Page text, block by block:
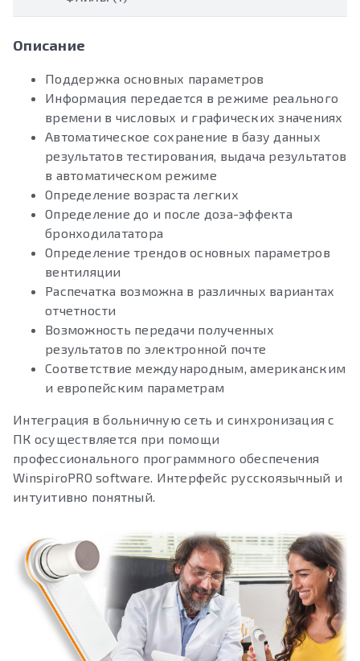
Описание
Поддержка основных параметров
Информация передается в режиме реального
времени в числовых и графических значениях
Автоматическое сохранение в базу данных
результатов тестирования, выдача результатов
в автоматическом режиме
Определение возраста легких
Определение до и после доза-эффекта
бронходилататора
Определение трендов основных параметров
вентиляции
Распечатка возможна в различных вариантах
отчетности
Возможность передачи полученных
результатов по электронной почте
Соответствие международным, американским
и европейским параметрам
Интеграция в больничную сеть и синхронизация с
ПК осуществляется при помощи
профессионального программного обеспечения
WinspiroPRO software. Интерфейс русскоязычный и
интуитивно понятный.